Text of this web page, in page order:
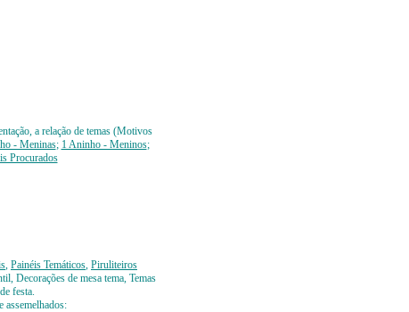
a relação de temas (Motivos
- Meninas; 1 Aninho - Meninos;
Procurados
, Painéis Temáticos, Piruliteiros
Decorações de mesa tema, Temas
festa.
assemelhados: